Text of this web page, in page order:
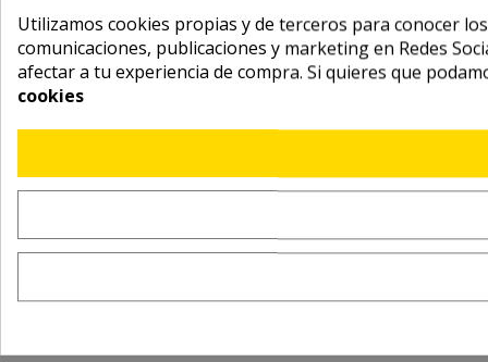
Utilizamos cookies propias y de terceros para conocer
comunicaciones, publicaciones y marketing en Redes
afectar a tu experiencia de compra. Si quieres que
cookies